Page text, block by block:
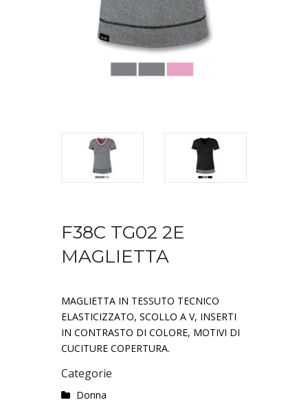
F38C TG02 2E
MAGLIETTA
MAGLIETTA IN TESSUTO TECNICO
ELASTICIZZATO, SCOLLO A V, INSERTI
IN CONTRASTO DI COLORE, MOTIVI DI
CUCITURE COPERTURA.
Categorie
Donna